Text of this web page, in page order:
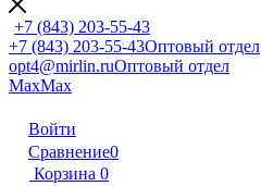
+7 (843) 203-55-43
+7 (843) 203-55-43Оптовый отдел
opt4@mirlin.ruОптовый отдел
MaxMax
Войти
Сравнение0
Корзина 0